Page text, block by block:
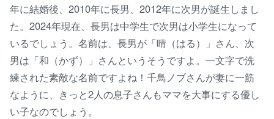
年に結婚後、2010年に長男、2012年に次男が誕生しまし
た。2024年現在、長男は中学生で次男は小学生になって
いるでしょう。名前は、長男が「晴（はる）」さん、次
男は「和（かず）」さんというそうですよ。一文字で洗
練された素敵な名前ですよね！千鳥ノブさんが妻に一筋
なように、きっと2人の息子さんもママを大事にする優し
い子なのでしょう。